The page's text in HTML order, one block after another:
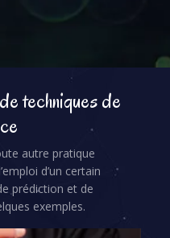
techniques de
autre pratique
d’un certain
prédiction et de
exemples.